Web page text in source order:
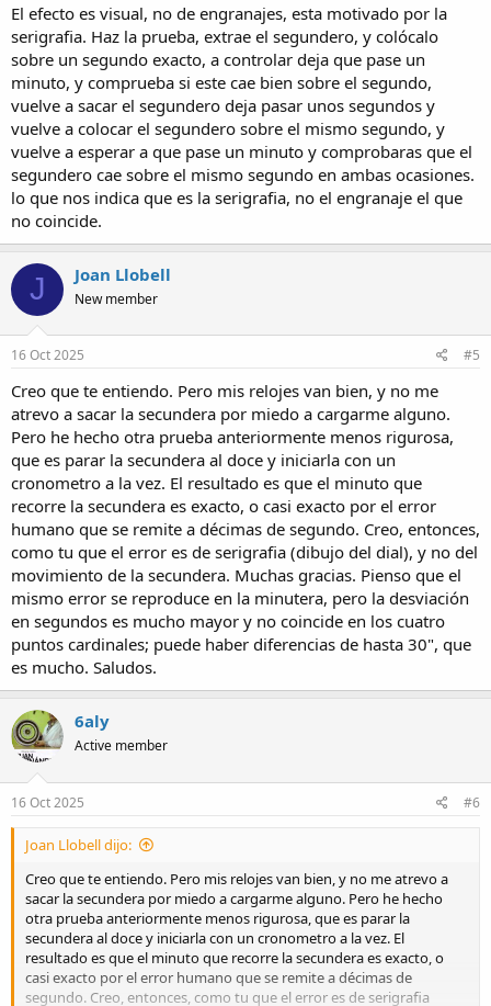
El efecto es visual, no de engranajes, esta motivado por la
serigrafia. Haz la prueba, extrae el segundero, y colócalo
sobre un segundo exacto, a controlar deja que pase un
minuto, y comprueba si este cae bien sobre el segundo,
vuelve a sacar el segundero deja pasar unos segundos y
vuelve a colocar el segundero sobre el mismo segundo, y
vuelve a esperar a que pase un minuto y comprobaras que el
segundero cae sobre el mismo segundo en ambas ocasiones.
lo que nos indica que es la serigrafia, no el engranaje el que
no coincide.
J Joan Llobell
New member
16 Oct 2025 #5
Creo que te entiendo. Pero mis relojes van bien, y no me
atrevo a sacar la secundera por miedo a cargarme alguno.
Pero he hecho otra prueba anteriormente menos rigurosa,
que es parar la secundera al doce y iniciarla con un
cronometro a la vez. El resultado es que el minuto que
recorre la secundera es exacto, o casi exacto por el error
humano que se remite a décimas de segundo. Creo, entonces,
como tu que el error es de serigrafia (dibujo del dial), y no del
movimiento de la secundera. Muchas gracias. Pienso que el
mismo error se reproduce en la minutera, pero la desviación
en segundos es mucho mayor y no coincide en los cuatro
puntos cardinales; puede haber diferencias de hasta 30", que
es mucho. Saludos.
6aly
Active member
16 Oct 2025 #6
Joan Llobell dijo:
Creo que te entiendo. Pero mis relojes van bien, y no me atrevo a
sacar la secundera por miedo a cargarme alguno. Pero he hecho
otra prueba anteriormente menos rigurosa, que es parar la
secundera al doce y iniciarla con un cronometro a la vez. El
resultado es que el minuto que recorre la secundera es exacto, o
casi exacto por el error humano que se remite a décimas de
segundo. Creo, entonces, como tu que el error es de serigrafia